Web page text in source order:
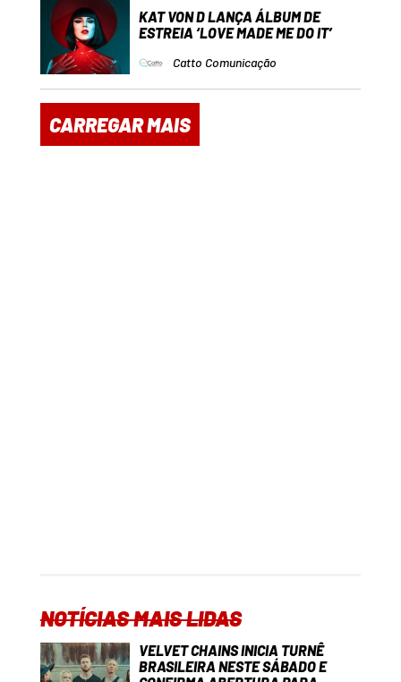
KAT VON D LANÇA ÁLBUM DE
ESTREIA ‘LOVE MADE ME DO IT’
Catto Comunicação
CARREGAR MAIS
NOTÍCIAS MAIS LIDAS
VELVET CHAINS INICIA TURNÊ
BRASILEIRA NESTE SÁBADO E